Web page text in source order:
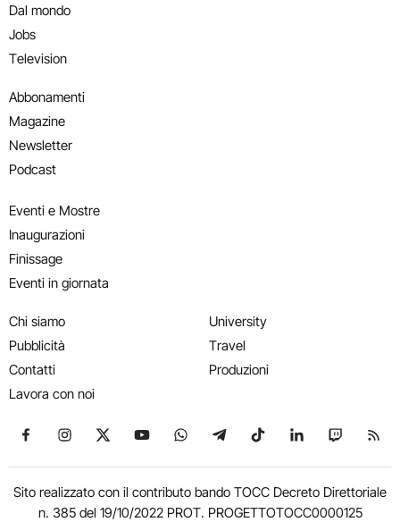
Dal mondo
Jobs
Television
Abbonamenti
Magazine
Newsletter
Podcast
Eventi e Mostre
Inaugurazioni
Finissage
Eventi in giornata
Chi siamo
Pubblicità
Contatti
Lavora con noi
University
Travel
Produzioni
Seguici su Facebook
Seguici su Instagram
Seguici su X
Seguici su YouTube
Seguici su WhatsApp
Seguici su Telegram
Seguici su TikTok
Seguici su
Seguici
Sito realizzato con il contributo bando TOCC Decreto Direttoriale
n. 385 del 19/10/2022 PROT. PROGETTOTOCC0000125